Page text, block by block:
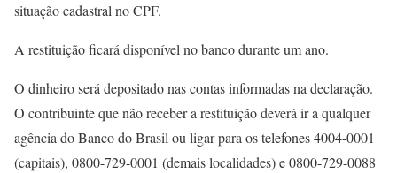
situação cadastral no CPF.
A restituição ficará disponível no banco durante um ano.
O dinheiro será depositado nas contas informadas na declaração.
O contribuinte que não receber a restituição deverá ir a qualquer
agência do Banco do Brasil ou ligar para os telefones 4004-0001
(capitais), 0800-729-0001 (demais localidades) e 0800-729-0088